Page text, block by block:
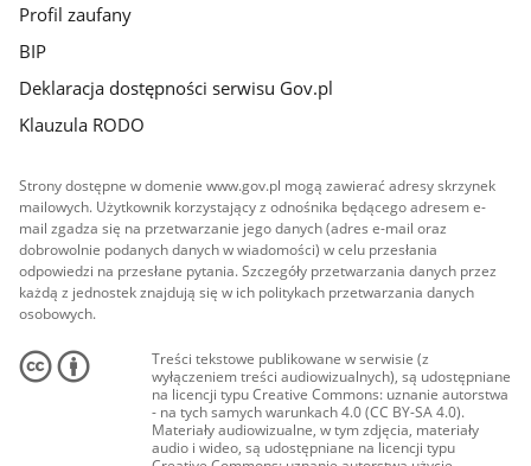
Profil zaufany
BIP
Deklaracja dostępności serwisu Gov.pl
Klauzula RODO
Strony dostępne w domenie www.gov.pl mogą zawierać adresy skrzynek
mailowych. Użytkownik korzystający z odnośnika będącego adresem e-
mail zgadza się na przetwarzanie jego danych (adres e-mail oraz
dobrowolnie podanych danych w wiadomości) w celu przesłania
odpowiedzi na przesłane pytania. Szczegóły przetwarzania danych przez
każdą z jednostek znajdują się w ich politykach przetwarzania danych
osobowych.
Treści tekstowe publikowane w serwisie (z
wyłączeniem treści audiowizualnych), są udostępniane
na licencji typu Creative Commons: uznanie autorstwa
- na tych samych warunkach 4.0 (CC BY-SA 4.0).
Materiały audiowizualne, w tym zdjęcia, materiały
audio i wideo, są udostępniane na licencji typu